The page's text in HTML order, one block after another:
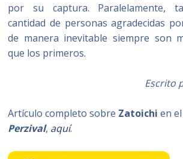
por su captura. Paralelamente,
cantidad de personas agradecidas
de manera inevitable siempre son
que los primeros.
Escrito
Artículo completo sobre Zatoichi en el
Perzival, aquí.